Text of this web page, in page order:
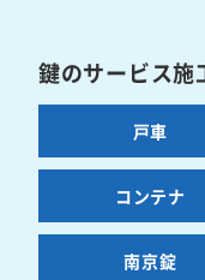
鍵のサービス施
戸車
コンテナ
南京錠